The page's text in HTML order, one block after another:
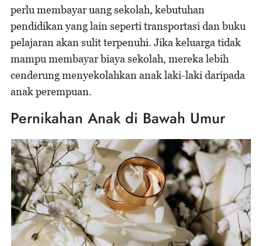
perlu membayar uang sekolah, kebutuhan
pendidikan yang lain seperti transportasi dan buku
pelajaran akan sulit terpenuhi. Jika keluarga tidak
mampu membayar biaya sekolah, mereka lebih
cenderung menyekolahkan anak laki-laki daripada
anak perempuan.
Pernikahan Anak di Bawah Umur